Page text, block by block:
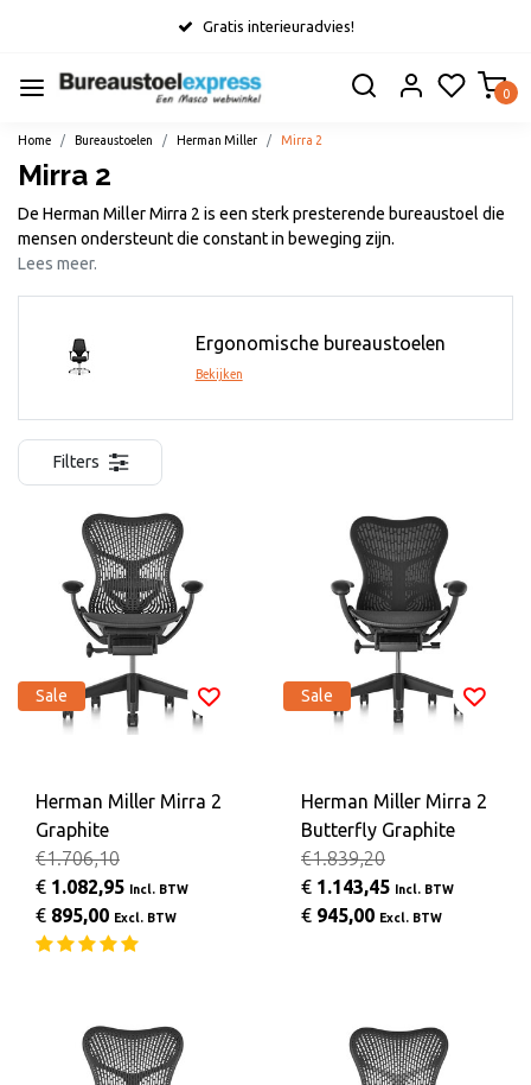
Gratis interieuradvies!
0
Home Bureaustoelen Herman Miller Mirra 2
Mirra 2
De Herman Miller Mirra 2 is een sterk presterende bureaustoel die
mensen ondersteunt die constant in beweging zijn.
Lees meer.
Ergonomische bureaustoelen
Bekijken
Filters
Sale
Herman Miller Mirra 2
Graphite
€1.706,10
€ 1.082,95 Incl. BTW
€ 895,00 Excl. BTW
Sale
Herman Miller Mirra 2
Butterfly Graphite
€1.839,20
€ 1.143,45 Incl. BTW
€ 945,00 Excl. BTW